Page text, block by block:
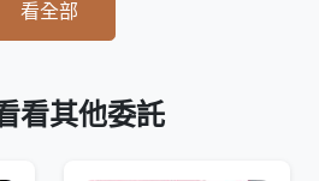
看全部
看其他委託